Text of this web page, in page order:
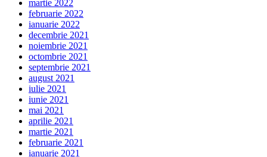
martie 2022
februarie 2022
ianuarie 2022
decembrie 2021
noiembrie 2021
octombrie 2021
septembrie 2021
august 2021
iulie 2021
iunie 2021
mai 2021
aprilie 2021
martie 2021
februarie 2021
ianuarie 2021